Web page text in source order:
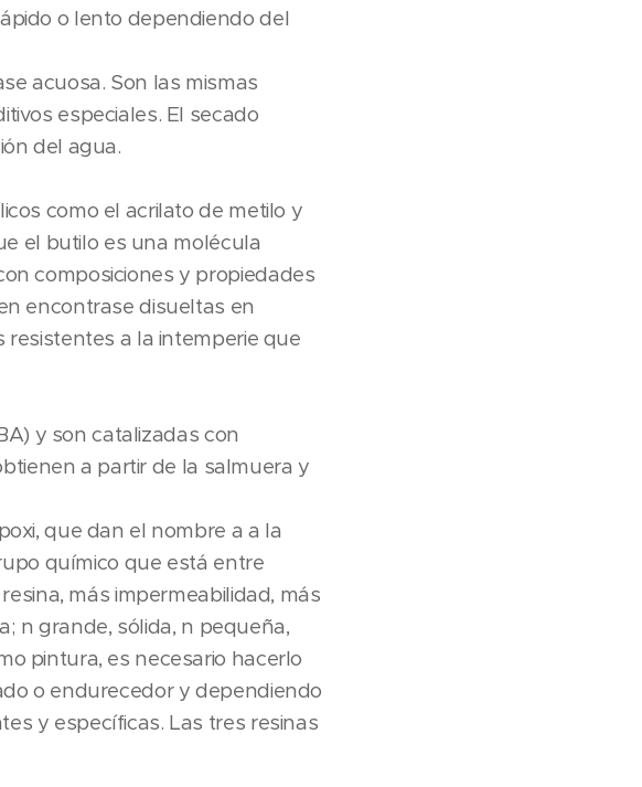
o lento dependiendo del
acuosa. Son las mismas
especiales. El secado
del agua.
como el acrilato de metilo y
el butilo es una molécula
composiciones y propiedades
encontrase disueltas en
resistentes a la intemperie que
y son catalizadas con
a partir de la salmuera y
que dan el nombre a a la
químico que está entre
más impermeabilidad, más
n grande, sólida, n pequeña,
pintura, es necesario hacerlo
o endurecedor y dependiendo
y específicas. Las tres resinas